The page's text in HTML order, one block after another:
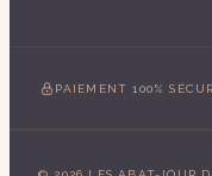
PAIEMENT 100%